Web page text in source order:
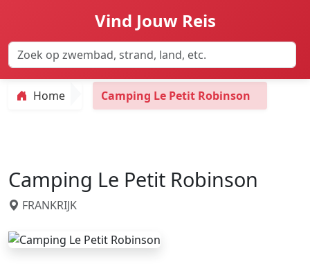
Vind Jouw Reis
Home Camping Le Petit Robinson
Camping Le Petit Robinson
FRANKRIJK